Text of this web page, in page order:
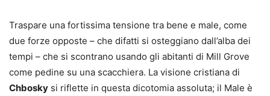
Traspare una fortissima tensione tra bene e male, come
due forze opposte – che difatti si osteggiano dall’alba dei
tempi – che si scontrano usando gli abitanti di Mill Grove
come pedine su una scacchiera. La visione cristiana di
Chbosky si riflette in questa dicotomia assoluta; il Male è